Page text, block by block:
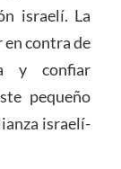
israelí. La
contra de
y confiar
pequeño
israelí-